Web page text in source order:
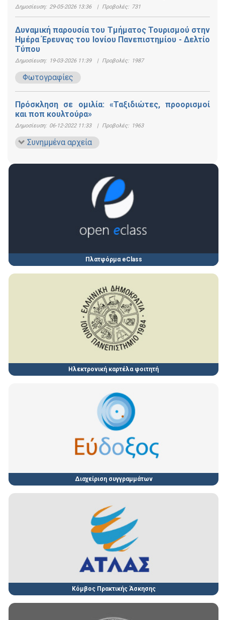
Δημοσίευση: 29-05-2026 13:36 | Προβολές: 731
Δυναμική παρουσία του Τμήματος Τουρισμού στην
Ημέρα Έρευνας του Ιονίου Πανεπιστημίου - Δελτίο
Τύπου
Δημοσίευση: 19-03-2026 11:39 | Προβολές: 1987
Φωτογραφίες
Πρόσκληση σε ομιλία: «Ταξιδιώτες, προορισμοί
και ποπ κουλτούρα»
Δημοσίευση: 06-12-2022 11:33 | Προβολές: 1963
Συνημμένα αρχεία
Πλατφόρμα eClass
Ηλεκτρονική καρτέλα φοιτητή
Διαχείριση συγγραμμάτων
Κόμβος Πρακτικής Άσκησης